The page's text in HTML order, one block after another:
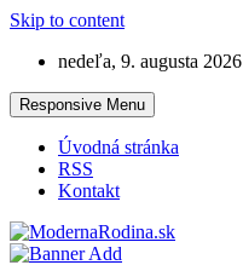
Skip to content
nedeľa, 9. augusta 2026
Responsive Menu
Úvodná stránka
RSS
Kontakt